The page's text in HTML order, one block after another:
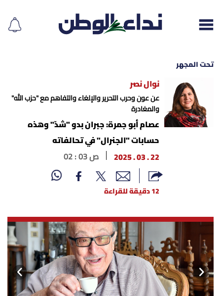
إقرأ الجريدة
لبنان
أسرار
متفرقات
نداء القرّاء
تحت المجهر
نوال نصر
عن عون وحرب التحرير والإلغاء والتفاهم مع "حزب الله"
والمغادرة
عصام أبو جمرة: جبران بدو "شدّ" وهذه
حسابات "الجنرال" في تحالفاته
22 . 03 . 2025
02 : 03 ص
12 دقيقة للقراءة